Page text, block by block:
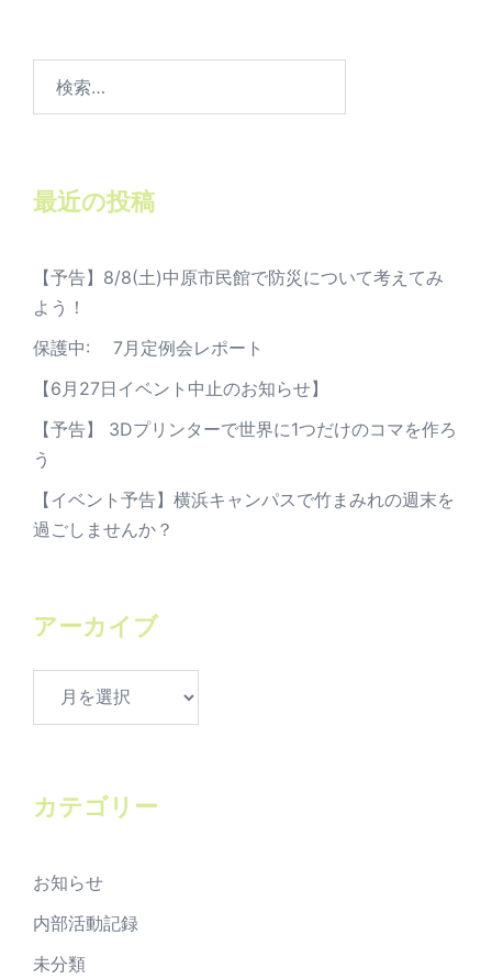
最近の投稿
【予告】8/8(土)中原市民館で防災について考えてみ
よう！
保護中: 7月定例会レポート
【6月27日イベント中止のお知らせ】
【予告】 3Dプリンターで世界に1つだけのコマを作ろ
う
【イベント予告】横浜キャンパスで竹まみれの週末を
過ごしませんか？
アーカイブ
ブ
カテゴリー
お知らせ
内部活動記録
未分類